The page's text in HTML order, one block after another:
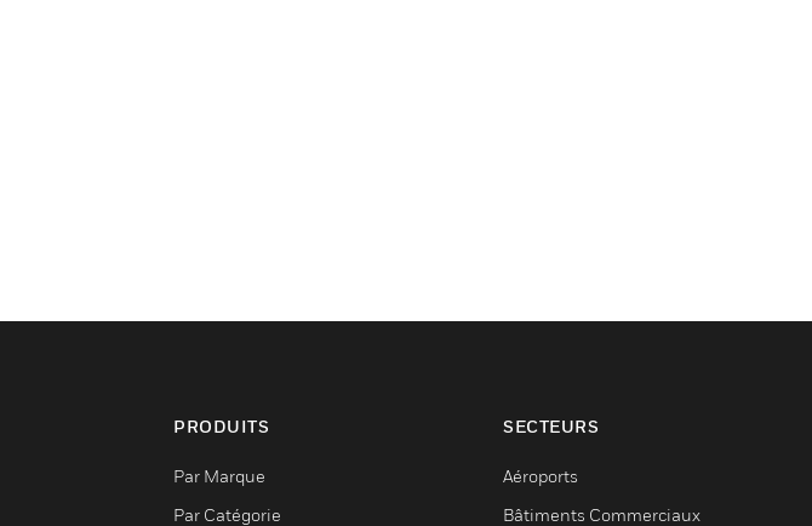
PRODUITS
Par Marque
Par Catégorie
SECTEURS
Aéroports
Bâtiments Commerciaux